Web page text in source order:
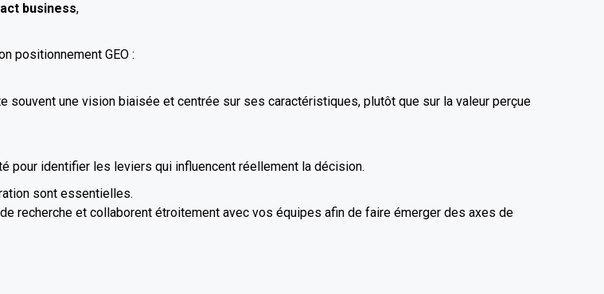
business,
positionnement GEO :
une vision biaisée et centrée sur ses caractéristiques, plutôt que sur la valeur perçue
pour identifier les leviers qui influencent réellement la décision.
sont essentielles.
recherche et collaborent étroitement avec vos équipes afin de faire émerger des axes de